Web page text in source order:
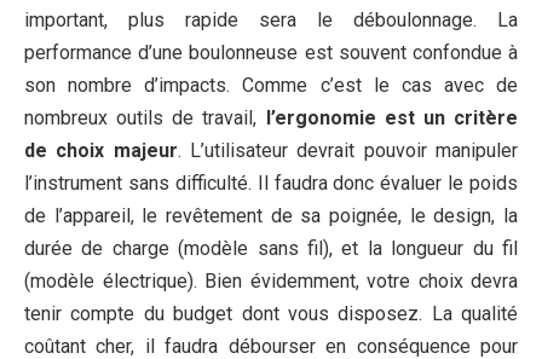
important, plus rapide sera le déboulonnage. La
performance d’une boulonneuse est souvent confondue à
son nombre d’impacts. Comme c’est le cas avec de
nombreux outils de travail, l’ergonomie est un critère
de choix majeur. L’utilisateur devrait pouvoir manipuler
l’instrument sans difficulté. Il faudra donc évaluer le poids
de l’appareil, le revêtement de sa poignée, le design, la
durée de charge (modèle sans fil), et la longueur du fil
(modèle électrique). Bien évidemment, votre choix devra
tenir compte du budget dont vous disposez. La qualité
coûtant cher, il faudra débourser en conséquence pour